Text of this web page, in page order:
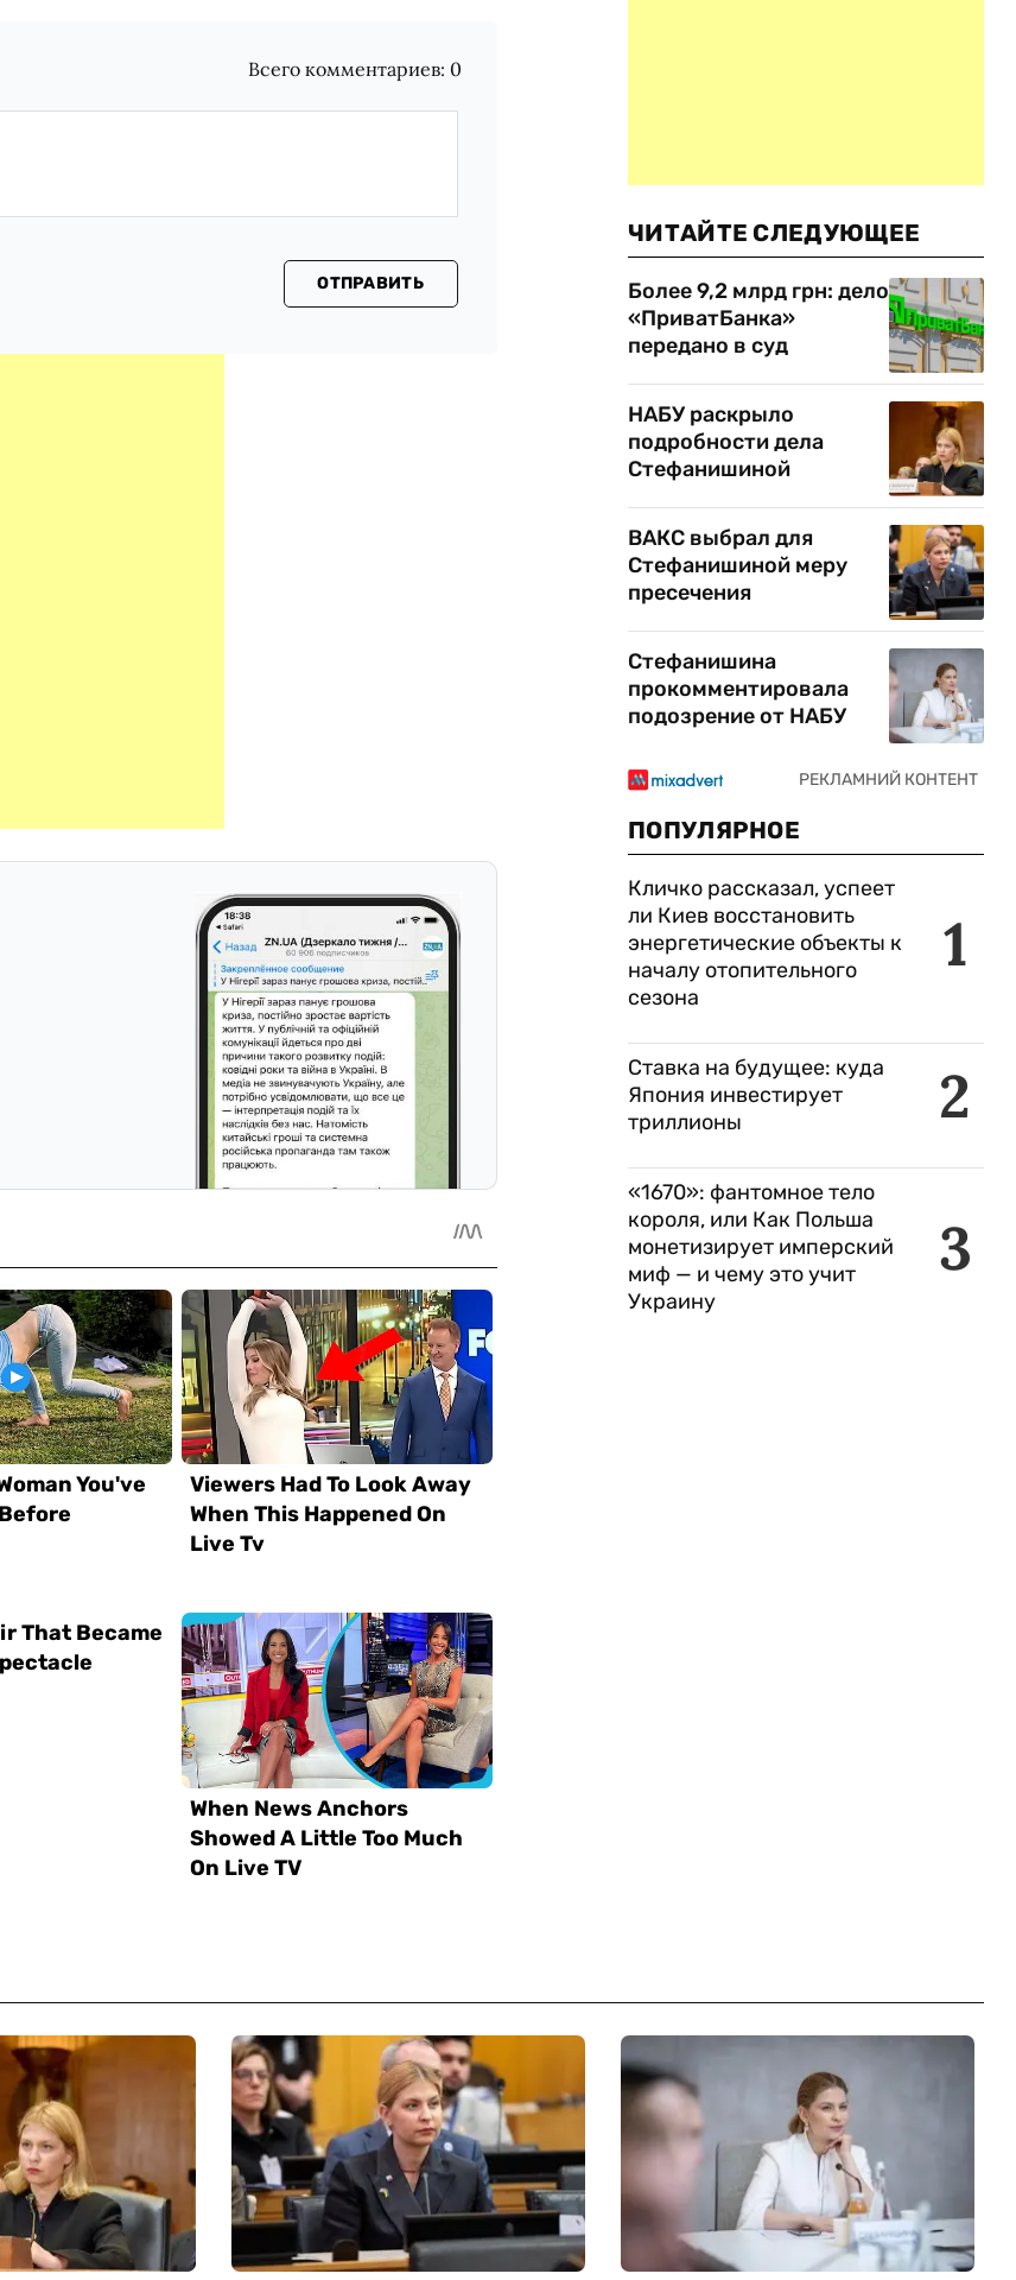
Всего комментариев: 0
ОТПРАВИТЬ
ЧИТАЙТЕ СЛЕДУЮЩЕЕ
Более 9,2 млрд грн: дело
«ПриватБанка»
передано в суд
НАБУ раскрыло
подробности дела
Стефанишиной
ВАКС выбрал для
Стефанишиной меру
пресечения
Стефанишина
прокомментировала
подозрение от НАБУ
ПОПУЛЯРНОЕ
1
Кличко рассказал, успеет
ли Киев восстановить
энергетические объекты к
началу отопительного
сезона
2
Ставка на будущее: куда
Япония инвестирует
триллионы
3
«1670»: фантомное тело
короля, или Как Польша
монетизирует имперский
миф — и чему это учит
Украину